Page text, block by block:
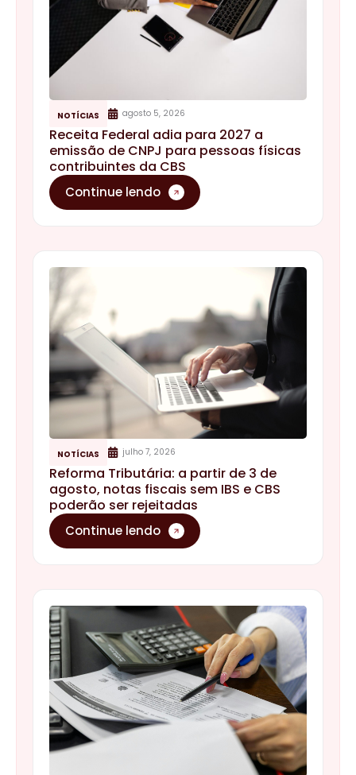
NOTÍCIAS agosto 5, 2026
Receita Federal adia para 2027 a
emissão de CNPJ para pessoas físicas
contribuintes da CBS
Continue lendo
NOTÍCIAS julho 7, 2026
Reforma Tributária: a partir de 3 de
agosto, notas fiscais sem IBS e CBS
poderão ser rejeitadas
Continue lendo